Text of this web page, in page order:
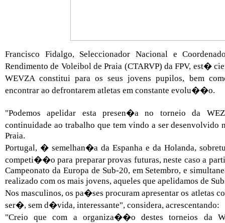
Francisco Fidalgo, Seleccionador Nacional e
Rendimento de Voleibol de Praia (CTARVP) da FPV, est�
WEVZA constitui para os seus jovens pupilos, bem
encontrar ao defrontarem atletas em constante evolu��o.
"Podemos apelidar esta presen�a no torneio da
continuidade ao trabalho que tem vindo a ser
Praia.
Portugal, � semelhan�a da Espanha e da Holanda,
competi��o para preparar provas futuras, neste caso a
Campeonato da Europa de Sub-20, em Setembro, e
realizado com os mais jovens, aqueles que apelidamos de
Nos masculinos, os pa�ses procuram apresentar os atletas
ser�, sem d�vida, interessante", considera, acrescentando:
"Creio que com a organiza��o destes torneios da